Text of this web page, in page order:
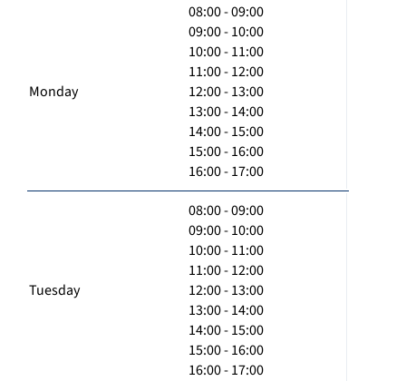
Monday
08:00 - 09:00
09:00 - 10:00
10:00 - 11:00
11:00 - 12:00
12:00 - 13:00
13:00 - 14:00
14:00 - 15:00
15:00 - 16:00
16:00 - 17:00
Tuesday
08:00 - 09:00
09:00 - 10:00
10:00 - 11:00
11:00 - 12:00
12:00 - 13:00
13:00 - 14:00
14:00 - 15:00
15:00 - 16:00
16:00 - 17:00